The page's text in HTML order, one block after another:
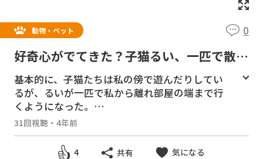
動物・ペット 0
好奇心がでてきた？子猫るい、一匹で散歩
をし始めた【瀬戸の3姉妹日記】
基本的に、子猫たちは私の傍で遊んだりしてい
るが、るいが一匹で私から離れ部屋の端まで行
くようになった。
チャンネル登録をお願いします。https://good
y-tv.online/channel/27/
31回視聴 ・ 4年前
4 共有 気になる